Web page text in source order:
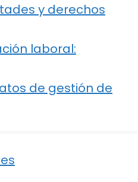
y derechos
laboral:
de gestión de